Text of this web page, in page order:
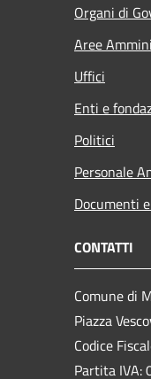
Organi di
Aree
Uffici
Enti e
Politici
Personale
Documenti
CONTATTI
Comune di
Piazza
Codice
Partita IVA: